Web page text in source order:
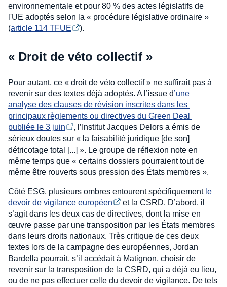
environnementale et pour 80 % des actes législatifs de
l'UE adoptés selon la « procédure législative ordinaire »
(article 114 TFUE ).
« Droit de véto collectif »
Pour autant, ce « droit de véto collectif » ne suffirait pas à
revenir sur des textes déjà adoptés. A l’issue d’une
analyse des clauses de révision inscrites dans les
principaux règlements ou directives du Green Deal
publiée le 3 juin
, l’Institut Jacques Delors a émis de
sérieux doutes sur « la faisabilité juridique [de son]
détricotage total [...] ». Le groupe de réflexion note en
même temps que « certains dossiers pourraient tout de
même être rouverts sous pression des États membres ».
Côté ESG, plusieurs ombres entourent spécifiquement le
devoir de vigilance européen
et la CSRD. D’abord, il
s’agit dans les deux cas de directives, dont la mise en
œuvre passe par une transposition par les États membres
dans leurs droits nationaux. Très critique de ces deux
textes lors de la campagne des européennes, Jordan
Bardella pourrait, s’il accédait à Matignon, choisir de
revenir sur la transposition de la CSRD, qui a déjà eu lieu,
ou de ne pas effectuer celle du devoir de vigilance. De tels